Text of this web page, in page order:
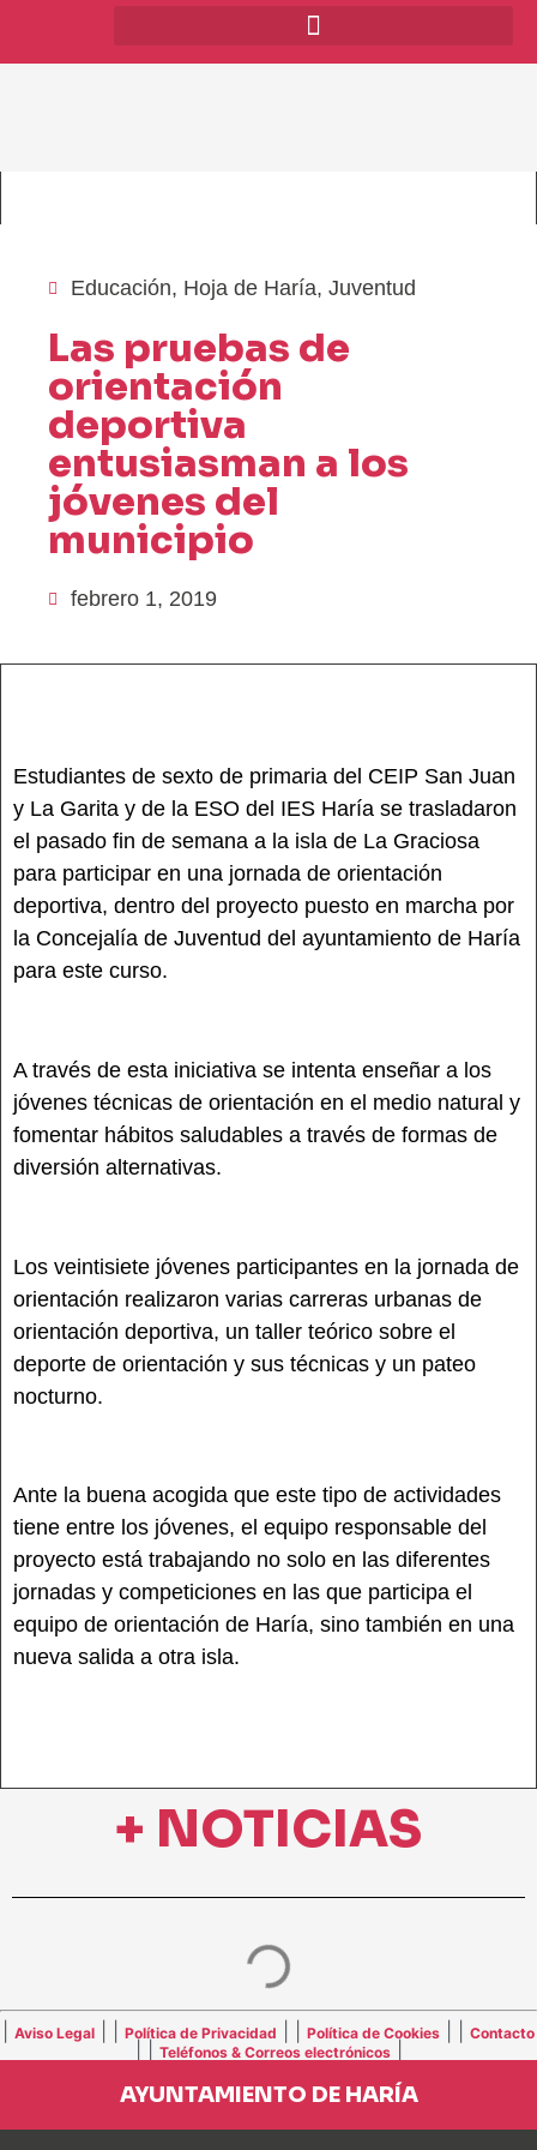
Educación, Hoja de Haría, Juventud
Las pruebas de
orientación
deportiva
entusiasman a los
jóvenes del
municipio
febrero 1, 2019
Estudiantes de sexto de primaria del CEIP San Juan
y La Garita y de la ESO del IES Haría se trasladaron
el pasado fin de semana a la isla de La Graciosa
para participar en una jornada de orientación
deportiva, dentro del proyecto puesto en marcha por
la Concejalía de Juventud del ayuntamiento de Haría
para este curso.
A través de esta iniciativa se intenta enseñar a los
jóvenes técnicas de orientación en el medio natural y
fomentar hábitos saludables a través de formas de
diversión alternativas.
Los veintisiete jóvenes participantes en la jornada de
orientación realizaron varias carreras urbanas de
orientación deportiva, un taller teórico sobre el
deporte de orientación y sus técnicas y un pateo
nocturno.
Ante la buena acogida que este tipo de actividades
tiene entre los jóvenes, el equipo responsable del
proyecto está trabajando no solo en las diferentes
jornadas y competiciones en las que participa el
equipo de orientación de Haría, sino también en una
nueva salida a otra isla.
+ NOTICIAS
Aviso Legal Política de Privacidad Política de Cookies Contacto
Teléfonos & Correos electrónicos|
AYUNTAMIENTO DE HARÍA